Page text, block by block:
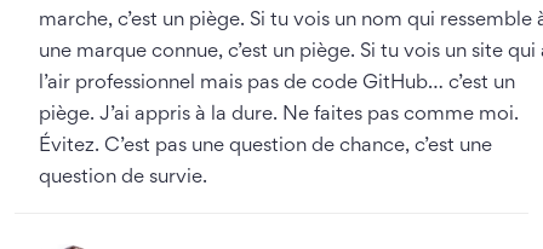
marche, c’est un piège. Si tu vois un nom qui ressemble
une marque connue, c’est un piège. Si tu vois un site qui
l’air professionnel mais pas de code GitHub… c’est un
piège. J’ai appris à la dure. Ne faites pas comme moi.
Évitez. C’est pas une question de chance, c’est une
question de survie.